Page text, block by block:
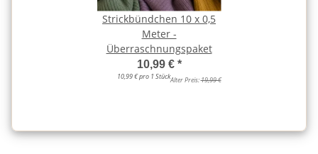
Strickbündchen 10 x 0,5
Meter -
Überraschnungspaket
10,99 € *
10,99 € pro 1 StückAlter Preis:19,99 €